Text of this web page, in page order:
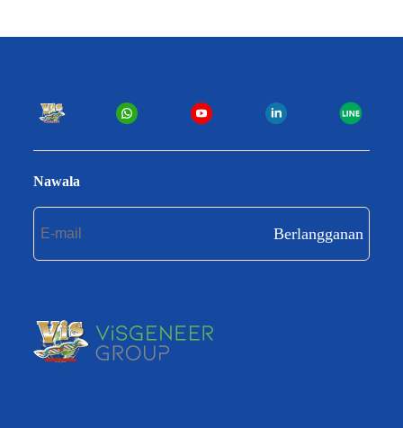
Buat akun eksklusif
Saya ingin mendaftar
Nawala
Berlangganan